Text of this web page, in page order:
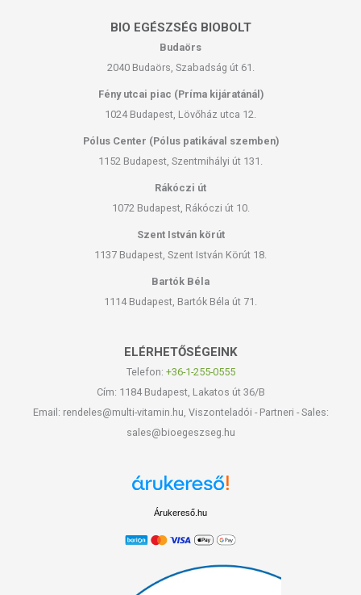
BIO EGÉSZSÉG BIOBOLT
Budaörs
2040 Budaörs, Szabadság út 61.
Fény utcai piac (Príma kijáratánál)
1024 Budapest, Lövőház utca 12.
Pólus Center (Pólus patikával szemben)
1152 Budapest, Szentmihályi út 131.
Rákóczi út
1072 Budapest, Rákóczi út 10.
Szent István körút
1137 Budapest, Szent István Körút 18.
Bartók Béla
1114 Budapest, Bartók Béla út 71.
ELÉRHETŐSÉGEINK
Telefon: +36-1-255-0555
Cím: 1184 Budapest, Lakatos út 36/B
Email: rendeles@multi-vitamin.hu, Viszonteladói - Partneri - Sales:
sales@bioegeszseg.hu
Árukereső.hu